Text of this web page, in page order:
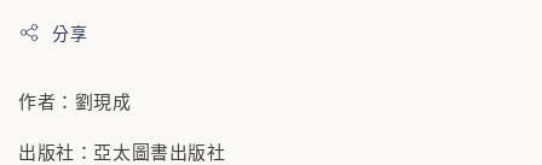
分享
作者：劉現成
出版社：亞太圖書出版社